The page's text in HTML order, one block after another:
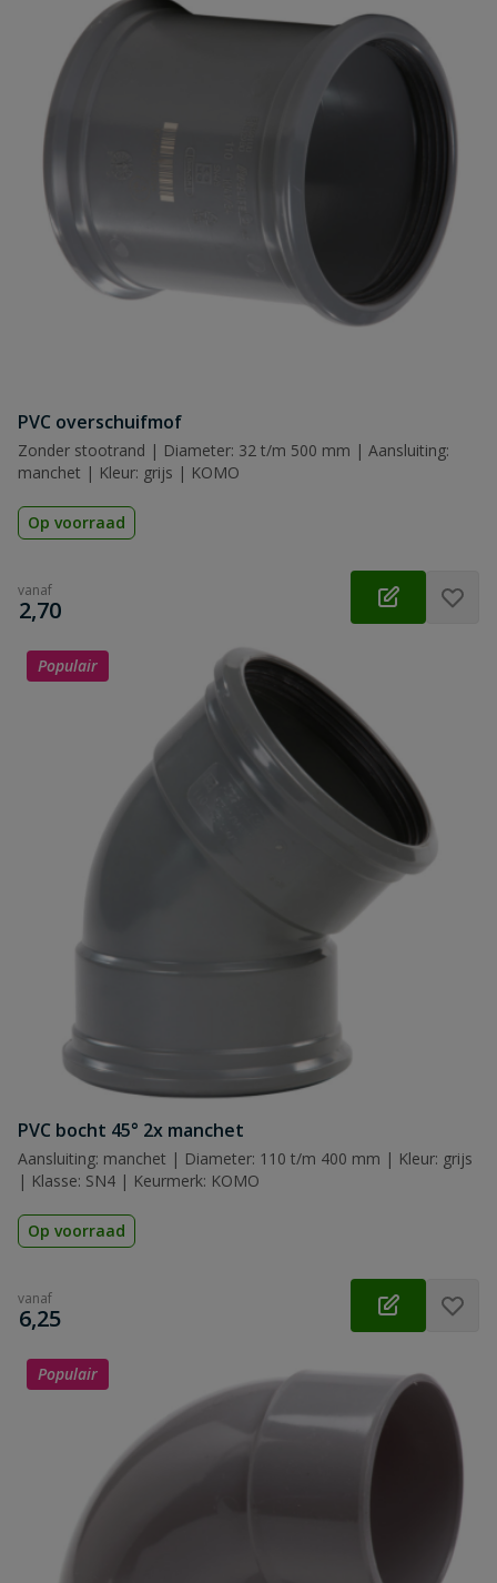
PVC overschuifmof
Zonder stootrand | Diameter: 32 t/m 500 mm | Aansluiting:
manchet | Kleur: grijs | KOMO
Op voorraad
vanaf
€
2,70
Populair
PVC bocht 45° 2x manchet
Aansluiting: manchet | Diameter: 110 t/m 400 mm | Kleur: grijs
| Klasse: SN4 | Keurmerk: KOMO
Op voorraad
vanaf
€
6,25
Populair